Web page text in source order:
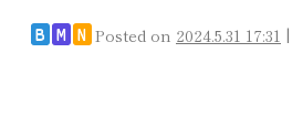
B M N Posted on 2024.5.31 17:31 |